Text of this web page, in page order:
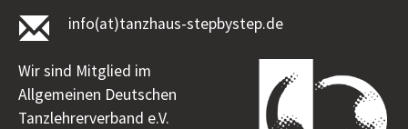
info(at)tanzhaus-stepbystep.de
Wir sind Mitglied im
Allgemeinen Deutschen
Tanzlehrerverband e.V.